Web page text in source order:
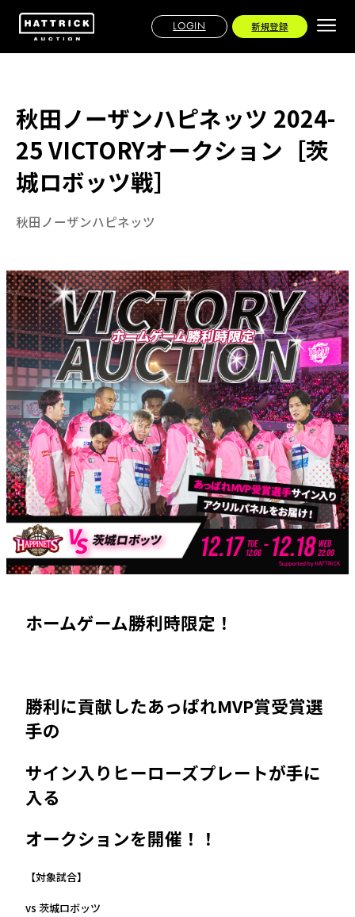
LOGIN 新規登録
秋田ノーザンハピネッツ 2024-
25 VICTORYオークション［茨
城ロボッツ戦］
秋田ノーザンハピネッツ
ホームゲーム勝利時限定！
勝利に貢献したあっぱれMVP賞受賞選
手の
サイン入りヒーローズプレートが手に
入る
オークションを開催！！
【対象試合】
vs 茨城ロボッツ